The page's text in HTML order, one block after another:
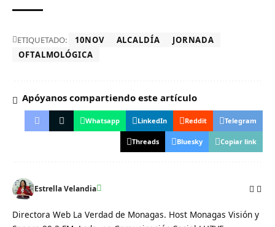
ETIQUETADO: 10NOV ALCALDÍA
JORNADA
OFTALMOLÓGICA
Apóyanos compartiendo este artículo
Whatsapp LinkedIn Reddit Telegram
Threads Bluesky Copiar link
Estrella Velandia
Directora Web La Verdad de Monagas. Host Monagas Visión y